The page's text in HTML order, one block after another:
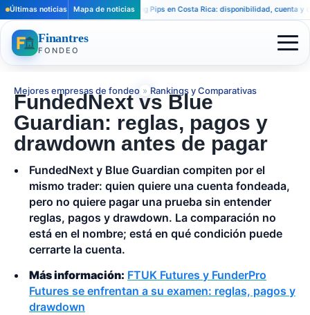
Últimas noticias Mapa de noticias
Funding Pips en Costa Rica: disponibilidad, cuenta y
Finantres
FONDEO
Mejores empresas de fondeo » Rankings y Comparativas
FundedNext vs Blue
Guardian: reglas, pagos y
drawdown antes de pagar
FundedNext y Blue Guardian compiten por el
mismo trader: quien quiere una cuenta fondeada,
pero no quiere pagar una prueba sin entender
reglas, pagos y drawdown. La comparación no
está en el nombre; está en qué condición puede
cerrarte la cuenta.
Más información: FTUK Futures y FunderPro
Futures se enfrentan a su examen: reglas, pagos y
drawdown